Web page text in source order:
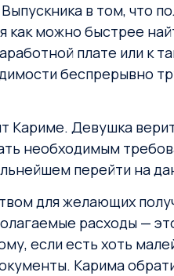
в том, что
как можно быстрее
плате или к
беспрерывно
Кариме. Девушка
необходимым
перейти на
для желающих
расходы —
если есть хоть
Карима